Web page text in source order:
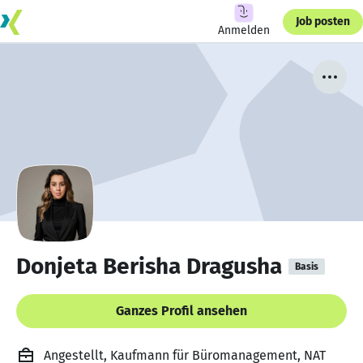
Anmelden
Job posten
Donjeta Berisha Dragusha Basis
Ganzes Profil ansehen
Angestellt, Kaufmann für Büromanagement, NAT